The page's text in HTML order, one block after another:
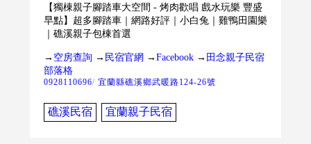
【獨棟親子腳踏車大空間 - 烤肉歡唱 戲水玩樂 豐盛
早點】超多腳踏車｜網路好評｜小白兔｜雞鴨田園樂
｜礁溪親子包棟首選
→ 空房查詢→ 民宿官網 →Facebook→ 田念親子民宿
部落格
0928110696/ 宜蘭縣礁溪鄉武暖路124-26號
礁溪民宿 宜蘭親子民宿